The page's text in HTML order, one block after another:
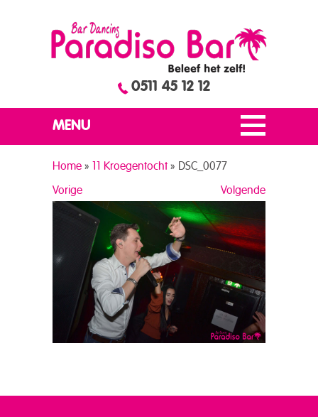
0511 45 12 12
MENU
Home » 11 Kroegentocht » DSC_0077
Volgende
Vorige